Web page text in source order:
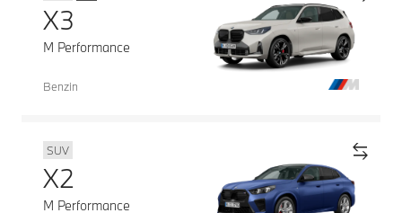
X3
M Performance
Benzin
SUV
X2
M Performance